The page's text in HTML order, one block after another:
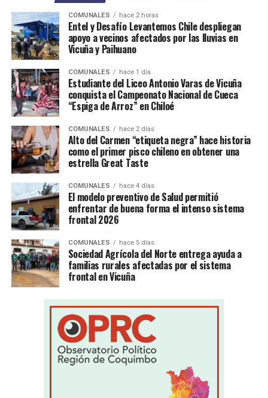
COMUNALES hace 2 horas
Entel y Desafío Levantemos Chile despliegan
apoyo a vecinos afectados por las lluvias en
Vicuña y Paihuano
COMUNALES hace 1 día
Estudiante del Liceo Antonio Varas de Vicuña
conquista el Campeonato Nacional de Cueca
“Espiga de Arroz” en Chiloé
COMUNALES hace 2 días
Alto del Carmen “etiqueta negra” hace historia
como el primer pisco chileno en obtener una
estrella Great Taste
COMUNALES hace 4 días
El modelo preventivo de Salud permitió
enfrentar de buena forma el intenso sistema
frontal 2026
COMUNALES hace 5 días
Sociedad Agrícola del Norte entrega ayuda a
familias rurales afectadas por el sistema
frontal en Vicuña